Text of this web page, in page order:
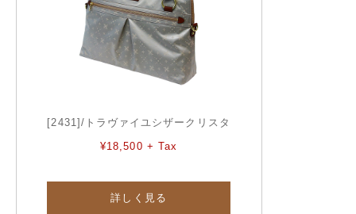
[2431]/トラヴァイユシザークリスタ
¥18,500 + Tax
詳しく見る